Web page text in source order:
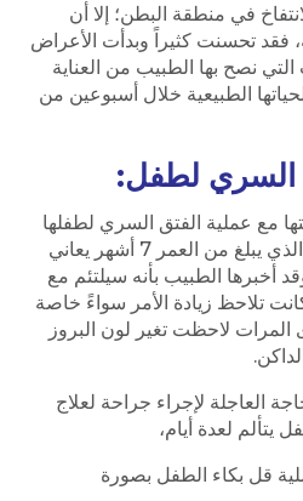
في منطقة البطن؛ إلا أن
فقد تحسنت كثيراً وبدأت الأعراض
التي نصح بها الطبيب من العناية
الطبيعية خلال أسبوعين من
السري لطفل:
مع عملية الفتق السري لطفلها
كانت جيدة؛ فقد كان طفلها الذي يبلغ من العمر 7 أشهر يعاني
أخبرها الطبيب بأنه سيلتئم مع
تلاحظ زيادة الأمر سواءً خاصة
لاحظت تغير لون البروز
العاجلة لإجراء جراحة لعلاج
يتألم لعدة أيام،
قل بكاء الطفل بصورة